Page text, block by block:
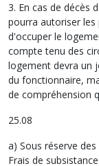
3. En cas de décès
pourra autoriser
d'occuper le
compte tenu des
logement devra un
du fonctionnaire,
de compréhension
25.08
a) Sous réserve
Frais de